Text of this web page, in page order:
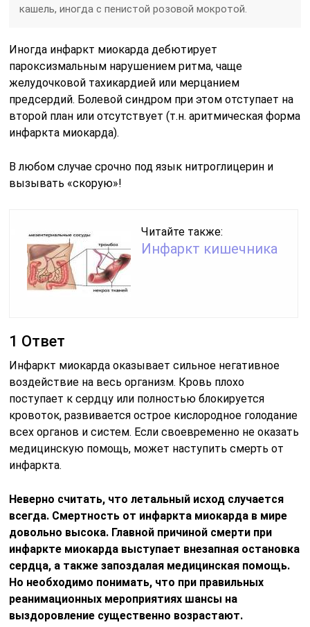
кашель, иногда с пенистой розовой мокротой.
Иногда инфаркт миокарда дебютирует
пароксизмальным нарушением ритма, чаще
желудочковой тахикардией или мерцанием
предсердий. Болевой синдром при этом отступает на
второй план или отсутствует (т.н. аритмическая форма
инфаркта миокарда).
В любом случае срочно под язык нитроглицерин и
вызывать «скорую»!
Читайте также:
Инфаркт кишечника
1 Ответ
Инфаркт миокарда оказывает сильное негативное
воздействие на весь организм. Кровь плохо
поступает к сердцу или полностью блокируется
кровоток, развивается острое кислородное голодание
всех органов и систем. Если своевременно не оказать
медицинскую помощь, может наступить смерть от
инфаркта.
Неверно считать, что летальный исход случается
всегда. Смертность от инфаркта миокарда в мире
довольно высока. Главной причиной смерти при
инфаркте миокарда выступает внезапная остановка
сердца, а также запоздалая медицинская помощь.
Но необходимо понимать, что при правильных
реанимационных мероприятиях шансы на
выздоровление существенно возрастают.